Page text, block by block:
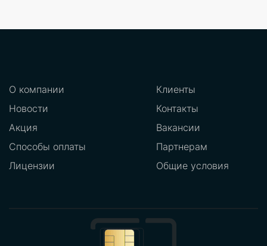
О компании
Новости
Акция
Способы оплаты
Лицензии
Клиенты
Контакты
Вакансии
Партнерам
Общие условия